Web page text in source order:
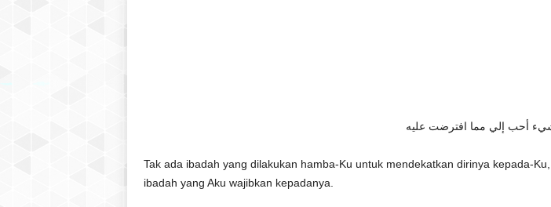
أحب إلي مما افترضت عليه
Tak ada ibadah yang dilakukan hamba-Ku untuk mendekatkan dirinya kepada-
ibadah yang Aku wajibkan kepadanya.